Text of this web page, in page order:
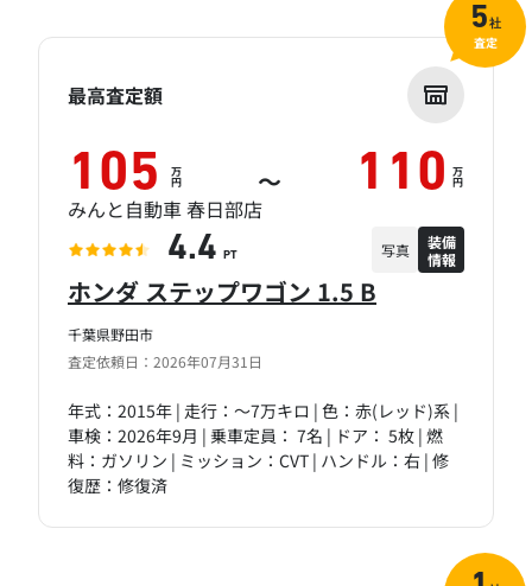
千葉県野田市
査定依頼日：2026年07月31日
ホンダ ステップワゴン 1.5 B
年式：2015年 | 走行：～7万キロ | 色：赤(レッド)系 |
車検：2026年9月 | 乗車定員： 7名 | ドア： 5枚 | 燃
料：ガソリン | ミッション：CVT | ハンドル：右 | 修
復歴：修復済
最高査定額
105 万
円 ～ 110 万
円
みんと自動車 春日部店
4.4 PT 写真
装備
情報
5社
査定